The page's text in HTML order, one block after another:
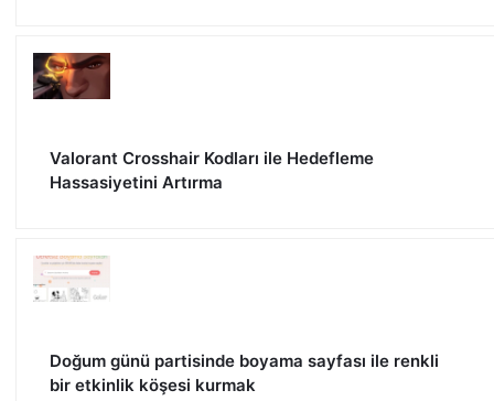
Valorant Crosshair Kodları ile Hedefleme
Hassasiyetini Artırma
Doğum günü partisinde boyama sayfası ile renkli
bir etkinlik köşesi kurmak